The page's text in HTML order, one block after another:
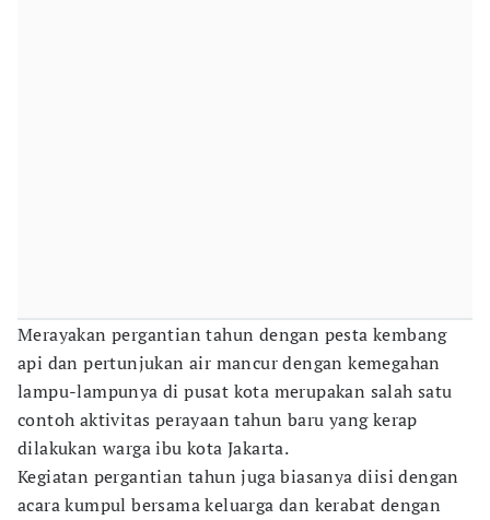
Merayakan pergantian tahun dengan pesta kembang
api dan pertunjukan air mancur dengan kemegahan
lampu-lampunya di pusat kota merupakan salah satu
contoh aktivitas perayaan tahun baru yang kerap
dilakukan warga ibu kota Jakarta.
Kegiatan pergantian tahun juga biasanya diisi dengan
acara kumpul bersama keluarga dan kerabat dengan